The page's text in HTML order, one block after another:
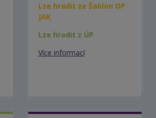
Lze hradit ze Šablon OP
JAK
Lze hradit z ÚP
Více informací